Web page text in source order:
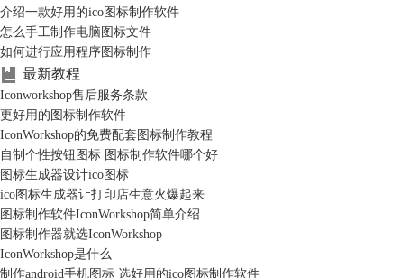
介绍一款好用的ico图标制作软件
怎么手工制作电脑图标文件
如何进行应用程序图标制作
最新教程
Iconworkshop售后服务条款
更好用的图标制作软件
IconWorkshop的免费配套图标制作教程
自制个性按钮图标 图标制作软件哪个好
图标生成器设计ico图标
ico图标生成器让打印店生意火爆起来
图标制作软件IconWorkshop简单介绍
图标制作器就选IconWorkshop
IconWorkshop是什么
制作android手机图标 选好用的ico图标制作软件